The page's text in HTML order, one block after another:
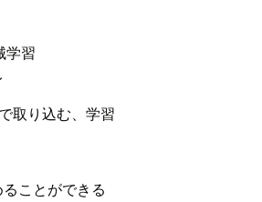
学習
取り込む、学習
ことができる